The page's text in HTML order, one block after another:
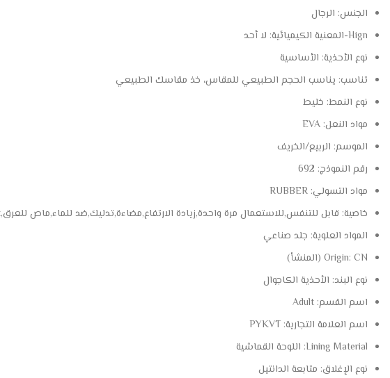
الجنس: الرجال
Hign-المعنية الكيميائية:
لا أحد
نوع الأحذية: الأساسية
تناسب: يناسب الحجم الطبيعي للمقاس، خذ مقاسك الطبيعي
نوع النمط: خليط
مواد النعل: EVA
الموسم: الربيع/الخريف
رقم النموذج: 692
مواد التسولي: RUBBER
خاصية: قابل للتنفس,للاستعمال مرة واحدة,زيادة الارتفاع,مضاءة,تدليك,ضد للماء,ماص للعرق,light,لباس شديد التحمل,مضاد للرائحة
المواد العلوية: جلد صناعي
Origin: CN (المنشأ)
نوع البند: الأحذية الكاجوال
اسم القسم: Adult
اسم العلامة التجارية: PYKVT
Lining Material: اللوحة القماشية
نوع الإغلاق: متابعة الدانتيل